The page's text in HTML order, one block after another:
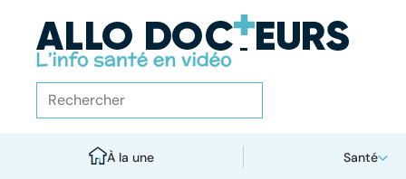
À la une Santé